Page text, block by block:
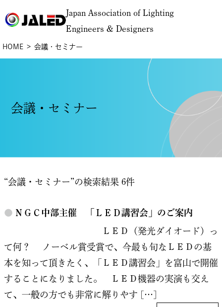
Japan Association of Lighting
Engineers & Designers
HOME 会議・セミナー
会議・セミナー
“会議・セミナー”の検索結果 6件
● ＮＧＣ中部主催 「ＬＥＤ講習会」のご案内
ＬＥＤ（発光ダイオード）っ
て何？ ノーベル賞受賞で、今最も旬なＬＥＤの基
本を知って頂きたく、「ＬＥＤ講習会」を富山で開催
することになりました。 ＬＥＤ機器の実演も交え
て、一般の方でも非常に解りやす […]